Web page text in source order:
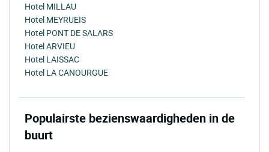
Hotel MILLAU
Hotel MEYRUEIS
Hotel PONT DE SALARS
Hotel ARVIEU
Hotel LAISSAC
Hotel LA CANOURGUE
Populairste bezienswaardigheden in de
buurt